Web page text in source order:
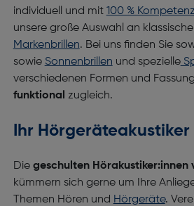
individuell und mit 100 % Kompetenz
unsere große Auswahl an
Markenbrillen. Bei uns finden Sie
sowie Sonnenbrillen und spezielle
verschiedenen Formen und
funktional zugleich.
Ihr
Diegeschulten Hörakustiker:innen
kümmern sich gerne um Ihre
Themen Hören und Hörgeräte.